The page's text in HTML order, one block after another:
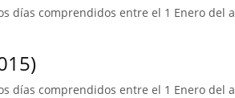
días comprendidos entre el 1 Enero del
días comprendidos entre el 1 Enero del